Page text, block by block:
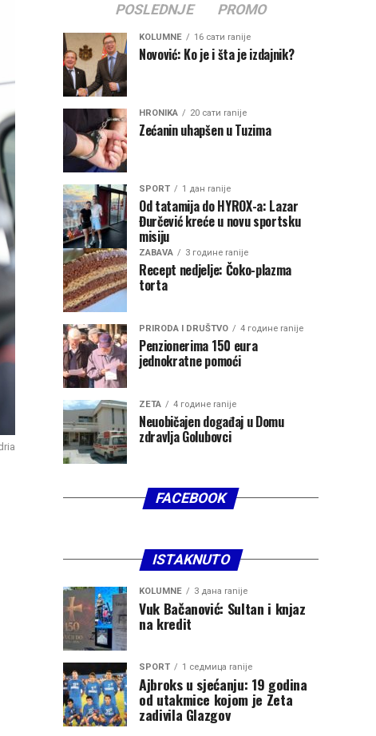
POSLEDNJE PROMO
KOLUMNE 16 сати ranije
Novović: Ko je i šta je izdajnik?
HRONIKA 20 сати ranije
Zećanin uhapšen u Tuzima
SPORT 1 дан ranije
Od tatamija do HYROX-a: Lazar
Đurčević kreće u novu sportsku
misiju
ZABAVA 3 године ranije
Recept nedjelje: Čoko-plazma
torta
PRIRODA I DRUŠTVO 4 године ranije
Penzionerima 150 eura
jednokratne pomoći
ZETA 4 године ranije
Neuobičajen događaj u Domu
zdravlja Golubovci
FACEBOOK
ISTAKNUTO
KOLUMNE 3 дана ranije
Vuk Bačanović: Sultan i knjaz
na kredit
SPORT 1 седмица ranije
Ajbroks u sjećanju: 19 godina
od utakmice kojom je Zeta
zadivila Glazgov